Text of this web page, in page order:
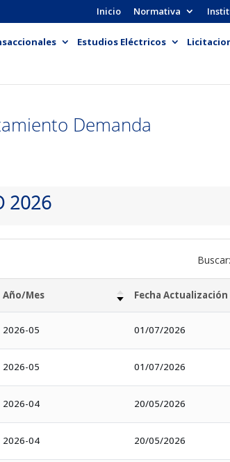
Inicio Normativa
Estudios Eléctricos
Demanda
2026
Buscar:
Año/Mes Fecha Actualización
2026-05 01/07/2026
2026-05 01/07/2026
2026-04 20/05/2026
2026-04 20/05/2026